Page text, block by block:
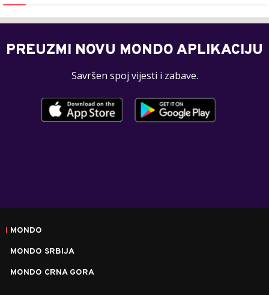
PREUZMI NOVU MONDO APLIKACIJU
Savršen spoj vijesti i zabave.
MONDO
MONDO SRBIJA
MONDO CRNA GORA